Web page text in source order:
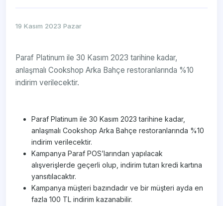
19 Kasım 2023 Pazar
Paraf Platinum ile 30 Kasım 2023 tarihine kadar,
anlaşmalı Cookshop Arka Bahçe restoranlarında %10
indirim verilecektir.
Paraf Platinum ile 30 Kasım 2023 tarihine kadar,
anlaşmalı Cookshop Arka Bahçe restoranlarında %10
indirim verilecektir.
Kampanya Paraf POS’larından yapılacak
alışverişlerde geçerli olup, indirim tutarı kredi kartına
yansıtılacaktır.
Kampanya müşteri bazındadır ve bir müşteri ayda en
fazla 100 TL indirim kazanabilir.